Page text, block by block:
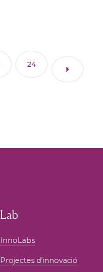
24
Lab
InnoLabs
Projectes d’innovació